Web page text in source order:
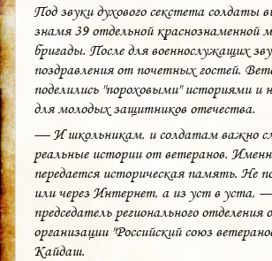
Под звуки духового секстета солдаты
знамя 39 отдельной краснознаменной
бригады. После для военнослужащих
поздравления от почетных гостей.
поделились "пороховыми" историями и
для молодых защитников отечества.
— И школьникам, и солдатам важно
реальные истории от ветеранов.
передается историческая память. Не
или через Интернет, а из уст в уста,
председатель регионального отделения
организации "Российский союз
Кайдаш.